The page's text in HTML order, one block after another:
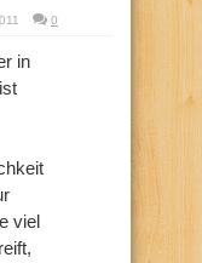
0
in
viel